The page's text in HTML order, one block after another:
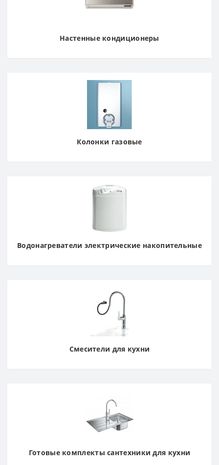
Настенные кондиционеры
Колонки газовые
Водонагреватели электрические накопительные
Смесители для кухни
Готовые комплекты сантехники для кухни